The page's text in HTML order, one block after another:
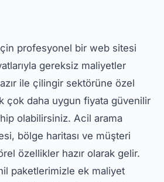
profesyonel bir web sitesi
gereksiz maliyetler
ile çilingir sektörüne özel
çok daha uygun fiyata güvenilir
olabilirsiniz. Acil arama
bölge haritası ve müşteri
özellikler hazır olarak gelir.
paketlerimizle ek maliyet